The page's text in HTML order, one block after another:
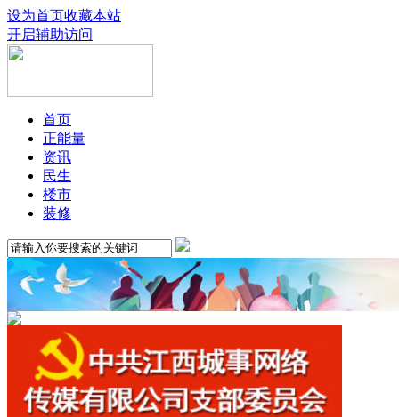
设为首页收藏本站
开启辅助访问
首页
正能量
资讯
民生
楼市
装修